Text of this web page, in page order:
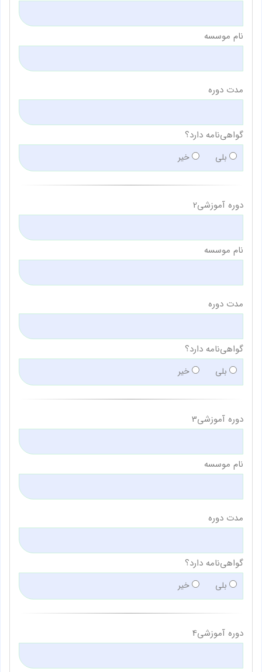
نام موسسه
مدت دوره
گواهی‌نامه دارد؟
بلی خیر
دوره آموزشی2
نام موسسه
مدت دوره
گواهی‌نامه دارد؟
بلی خیر
دوره آموزشی3
نام موسسه
مدت دوره
گواهی‌نامه دارد؟
بلی خیر
دوره آموزشی4